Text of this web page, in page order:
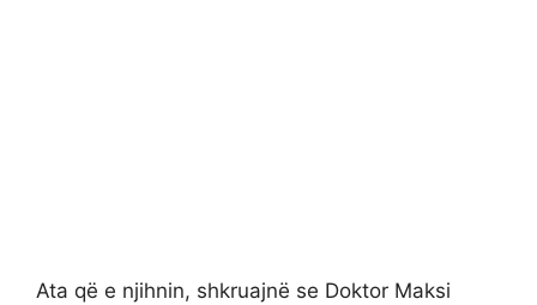
Ata që e njihnin, shkruajnë se Doktor Maksi